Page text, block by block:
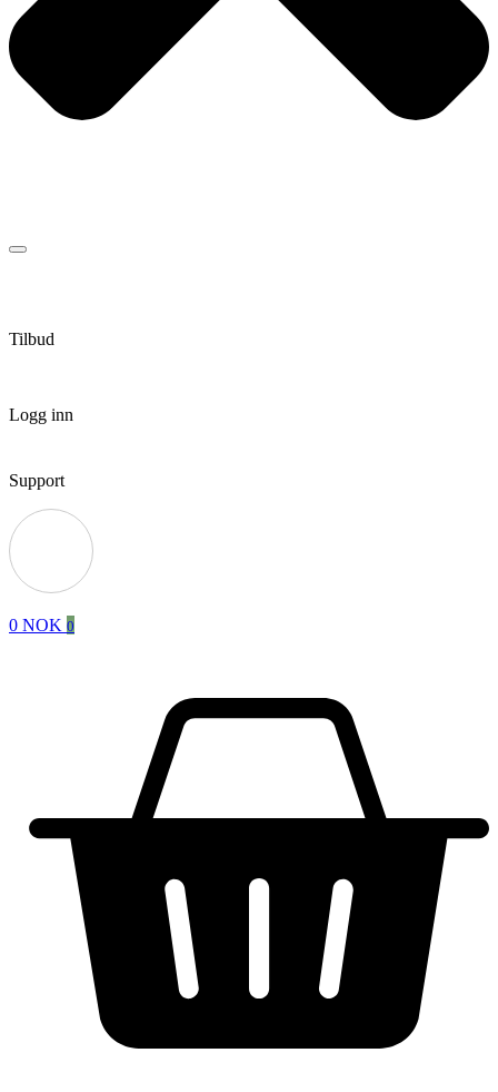
Tilbud
Logg inn
Support
0 NOK 0